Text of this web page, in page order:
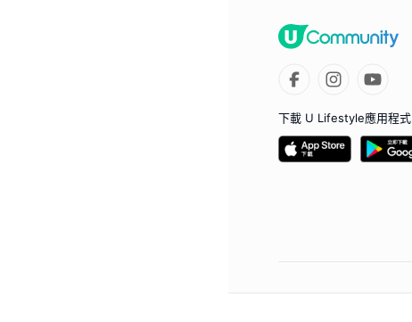
下載 U Lifestyle應用程式